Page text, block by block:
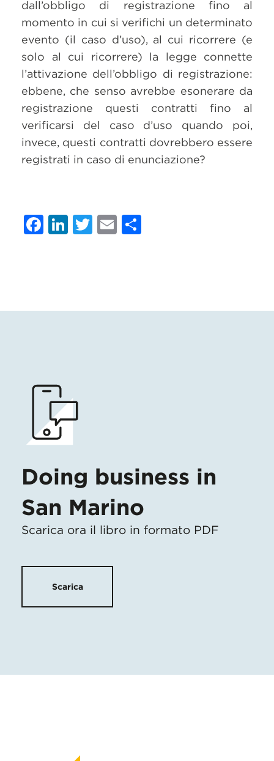
dall’obbligo di registrazione fino al
momento in cui si verifichi un determinato
evento (il caso d’uso), al cui ricorrere (e
solo al cui ricorrere) la legge connette
l’attivazione dell’obbligo di registrazione:
ebbene, che senso avrebbe esonerare da
registrazione questi contratti fino al
verificarsi del caso d’uso quando poi,
invece, questi contratti dovrebbero essere
registrati in caso di enunciazione?
Facebook
LinkedIn
Twitter
Email
Doing business in
San Marino
Scarica ora il libro in formato PDF
Scarica